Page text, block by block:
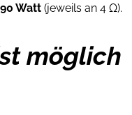
Watt(jeweils an 4 Ω).
möglich